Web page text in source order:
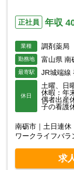
正社員 年収
業種 調剤薬局
勤務地 富山県 南
最寄駅 JR城端線
休日
土曜、日
休暇：年
偶者出産
子の看護
南砺市｜土日連休
ワークライフバラ
求